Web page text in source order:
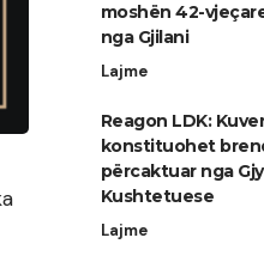
moshën 42-
nga Gjilani
Lajme
Reagon LDK:
konstituohet
përcaktuar nga
Kushtetuese
Lajme